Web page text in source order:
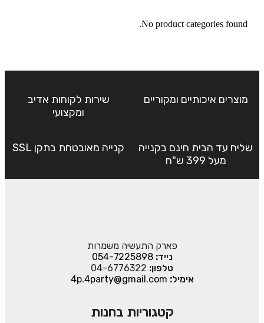
No product categories found.
מוצרים איכותיים ומקוריים
שירות לקוחות אדיב
ומקצועי
שליח עד הבית חינם בקנייה
מעל 399 ש"ח
קנייה מאובטחת בתקן SSL
פארק התעשיה משמרות
נייד:054-7225898
טלפון: 04-6776322
אימיל: 4p.4party@gmail.com
קטגוריות בחנות